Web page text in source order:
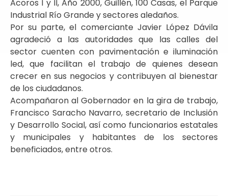
Acoros I y II, Año 2000, Guillén, 100 Casas, el Parque
Industrial Río Grande y sectores aledaños.
Por su parte, el comerciante Javier López Dávila
agradeció a las autoridades que las calles del
sector cuenten con pavimentación e iluminación
led, que facilitan el trabajo de quienes desean
crecer en sus negocios y contribuyen al bienestar
de los ciudadanos.
Acompañaron al Gobernador en la gira de trabajo,
Francisco Saracho Navarro, secretario de Inclusión
y Desarrollo Social, así como funcionarios estatales
y municipales y habitantes de los sectores
beneficiados, entre otros.